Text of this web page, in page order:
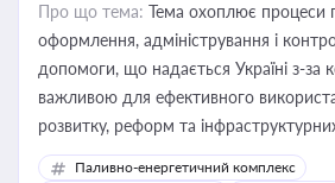
Про що тема: Тема охоплює процеси
оформлення, адміністрування і
допомоги, що надається Україні з-за
важливою для ефективного
розвитку, реформ та
Паливно-енергетичний комплекс